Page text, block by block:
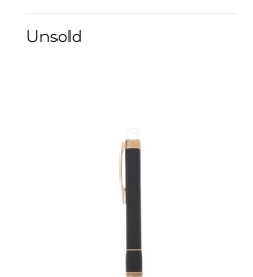
Unsold